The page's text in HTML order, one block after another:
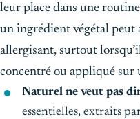
leur place dans une
un ingrédient végétal peut
allergisant, surtout
concentré ou appliqué sur
Naturel ne veut pas
essentielles, extraits